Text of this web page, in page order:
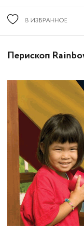
В ИЗБРАННОЕ
Перископ